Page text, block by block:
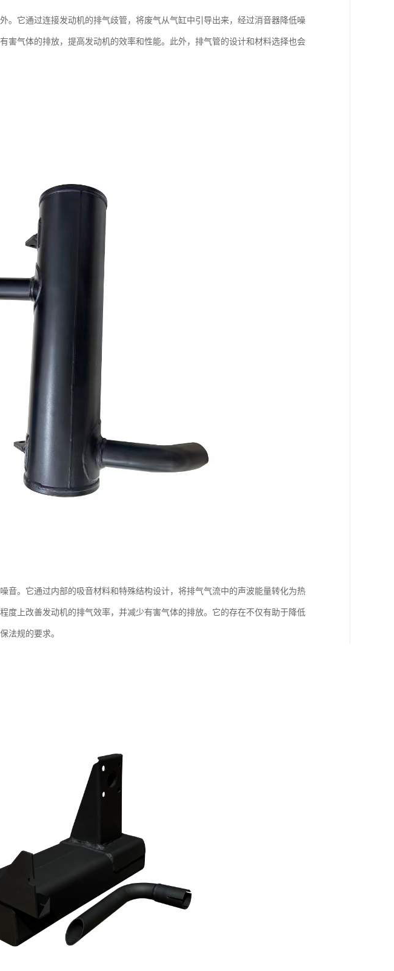
。它通过连接发动机的排气歧管，将废气从气缸中引导出来，经过消音器降低噪
害气体的排放，提高发动机的效率和性能。此外，排气管的设计和材料选择也会
音。它通过内部的吸音材料和特殊结构设计，将排气气流中的声波能量转化为热
度上改善发动机的排气效率，并减少有害气体的排放。它的存在不仅有助于降低
法规的要求。